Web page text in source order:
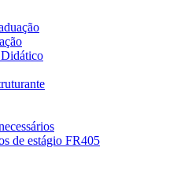
de estágio FR405